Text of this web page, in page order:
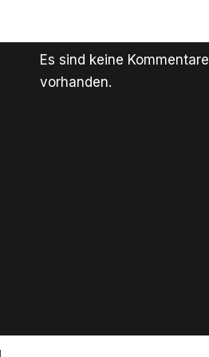
Es sind keine Kommentare
vorhanden.